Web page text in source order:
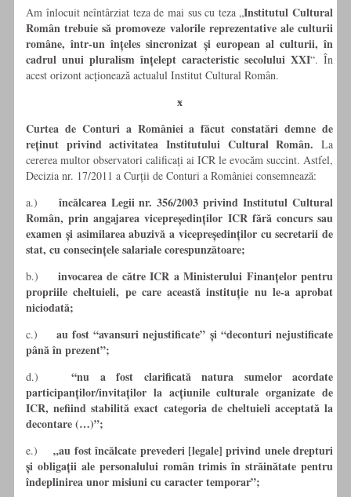
Am înlocuit neîntârziat teza de mai sus cu teza „Institutul Cultural
Român trebuie să promoveze valorile reprezentative ale culturii
române, într-un înțeles sincronizat și european al culturii, în
cadrul unui pluralism înțelept caracteristic secolului XXI“. În
acest orizont acționează actualul Institut Cultural Român.
ӿ
Curtea de Conturi a României a făcut constatări demne de
reținut privind activitatea Institutului Cultural Român. La
cererea multor observatori calificați ai ICR le evocăm succint. Astfel,
Decizia nr. 17/2011 a Curții de Conturi a României consemnează:
a.) încălcarea Legii nr. 356/2003 privind Institutul Cultural
Român, prin angajarea vicepreședinților ICR fără concurs sau
examen și asimilarea abuzivă a vicepreședinților cu secretarii de
stat, cu consecințele salariale corespunzătoare;
b.)
invocarea de către ICR a Ministerului Finanțelor pentru
propriile cheltuieli, pe care această instituție nu le-a aprobat
niciodată;
c.) au fost “avansuri nejustificate” și “deconturi nejustificate
până în prezent”;
d.)“nu a fost clarificată natura sumelor acordate
participanților/invitaților la acțiunile culturale organizate de
ICR, nefiind stabilită exact categoria de cheltuieli acceptată la
decontare (…)”;
e.)„au fost încălcate prevederi [legale] privind unele drepturi
și obligații ale personalului român trimis în străinătate pentru
îndeplinirea unor misiuni cu caracter temporar”;